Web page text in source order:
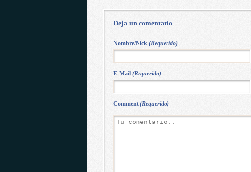
Deja un comentario
Comment (Requerido)
Nombre/Nick (Requerido)
E-Mail (Requerido)